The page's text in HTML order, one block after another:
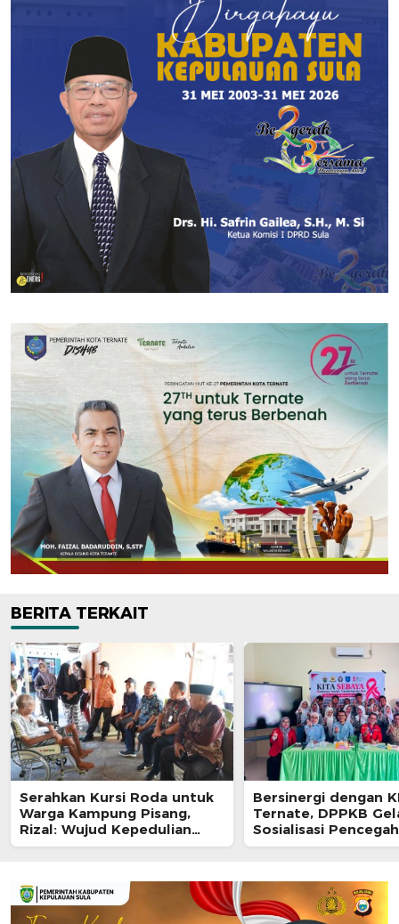
BERITA TERKAIT
Serahkan Kursi Roda untuk
Warga Kampung Pisang,
Rizal: Wujud Kepedulian
Pemkot dan Baznas Ternate
Bersinergi dengan
Ternate, DPPKB
Sosialisasi
HIV/AIDS di SMA